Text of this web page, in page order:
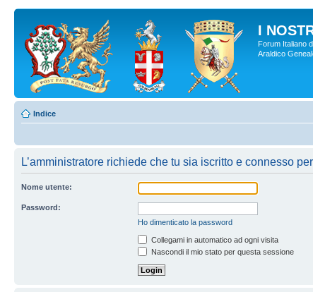
I
Forum Italiano
Araldico
Indice
L’amministratore richiede che tu sia iscritto e connesso
Nome utente:
Password:
Ho dimenticato la password
Collegami in automatico ad ogni visita
Nascondi il mio stato per questa sessione